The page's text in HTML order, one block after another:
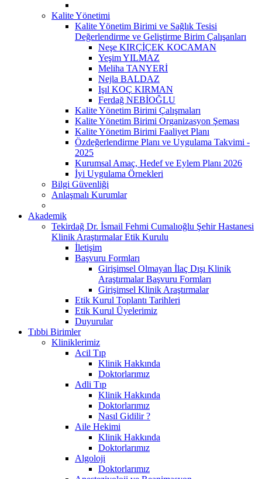
Kalite Yönetimi
Kalite Yönetim Birimi ve Sağlık Tesisi
Değerlendirme ve Geliştirme Birim Çalışanları
Neşe KIRÇİÇEK KOCAMAN
Yeşim YILMAZ
Meliha TANYERİ
Nejla BALDAZ
Işıl KOÇ KIRMAN
Ferdağ NEBİOĞLU
Kalite Yönetim Birimi Çalışmaları
Kalite Yönetim Birimi Organizasyon Şeması
Kalite Yönetim Birimi Faaliyet Planı
Özdeğerlendirme Planı ve Uygulama Takvimi -
2025
Kurumsal Amaç, Hedef ve Eylem Planı 2026
İyi Uygulama Örnekleri
Bilgi Güvenliği
Anlaşmalı Kurumlar
Akademik
Tekirdağ Dr. İsmail Fehmi Cumalıoğlu Şehir Hastanesi
Klinik Araştırmalar Etik Kurulu
İletişim
Başvuru Formları
Girişimsel Olmayan İlaç Dışı Klinik
Araştırmalar Başvuru Formları
Girişimsel Klinik Araştırmalar
Etik Kurul Toplantı Tarihleri
Etik Kurul Üyelerimiz
Duyurular
Tıbbi Birimler
Kliniklerimiz
Acil Tıp
Klinik Hakkında
Doktorlarımız
Adli Tıp
Klinik Hakkında
Doktorlarımız
Nasıl Gidilir ?
Aile Hekimi
Klinik Hakkında
Doktorlarımız
Algoloji
Doktorlarımız